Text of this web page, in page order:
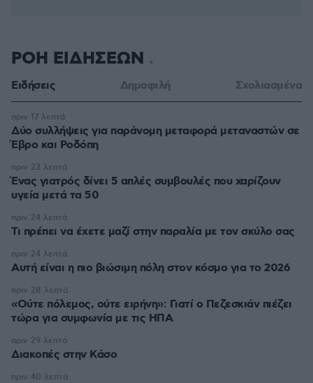
ΡΟΗ ΕΙΔΗΣΕΩΝ
Ειδήσεις Δημοφιλή Σχολιασμένα
Δύο συλλήψεις για παράνομη μεταφορά μεταναστών σε
Έβρο και Ροδόπη
πριν 17 λεπτά
Ένας γιατρός δίνει 5 απλές συμβουλές που χαρίζουν
υγεία μετά τα 50
πριν 23 λεπτά
Τι πρέπει να έχετε μαζί στην παραλία με τον σκύλο σας
πριν 24 λεπτά
Αυτή είναι η πιο βιώσιμη πόλη στον κόσμο για το 2026
πριν 24 λεπτά
«Ούτε πόλεμος, ούτε ειρήνη»: Γιατί ο Πεζεσκιάν πιέζει
τώρα για συμφωνία με τις ΗΠΑ
πριν 28 λεπτά
Διακοπές στην Κάσο
πριν 29 λεπτά
πριν 40 λεπτά